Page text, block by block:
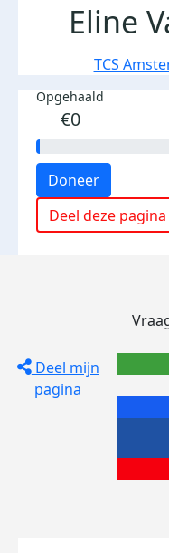
Eline
TCS
Opgehaald
€0
Doneer
Deel deze pagina
Deel mijn
pagina